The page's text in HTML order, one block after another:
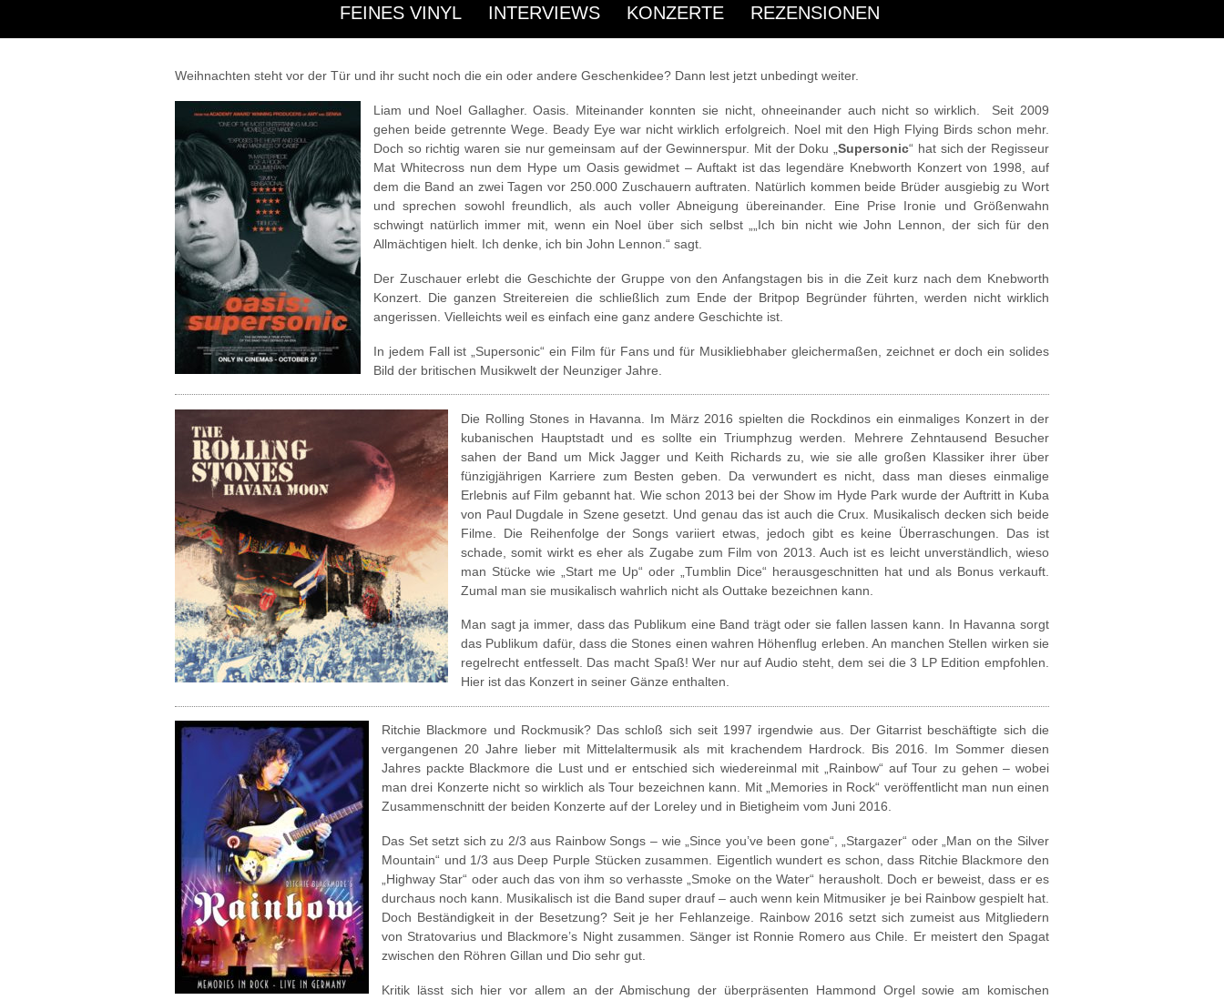
FEINES VINYL INTERVIEWS KONZERTE REZENSIONEN
News/Rezensionen / November 28, 2016
Weihnachten steht vor der Tür und ihr sucht noch die ein oder andere Geschenkidee? Dann lest jetzt unbedingt weiter.
Liam und Noel Gallagher. Oasis. Miteinander konnten sie nicht, ohneeinander auch nicht so wirklich. Seit 2009
gehen beide getrennte Wege. Beady Eye war nicht wirklich erfolgreich. Noel mit den High Flying Birds schon mehr.
Doch so richtig waren sie nur gemeinsam auf der Gewinnerspur. Mit der Doku „Supersonic“ hat sich der Regisseur
Mat Whitecross nun dem Hype um Oasis gewidmet – Auftakt ist das legendäre Knebworth Konzert von 1998, auf
dem die Band an zwei Tagen vor 250.000 Zuschauern auftraten. Natürlich kommen beide Brüder ausgiebig zu Wort
und sprechen sowohl freundlich, als auch voller Abneigung übereinander. Eine Prise Ironie und Größenwahn
schwingt natürlich immer mit, wenn ein Noel über sich selbst „„Ich bin nicht wie John Lennon, der sich für den
Allmächtigen hielt. Ich denke, ich bin John Lennon.“ sagt.
Der Zuschauer erlebt die Geschichte der Gruppe von den Anfangstagen bis in die Zeit kurz nach dem Knebworth
Konzert. Die ganzen Streitereien die schließlich zum Ende der Britpop Begründer führten, werden nicht wirklich
angerissen. Vielleichts weil es einfach eine ganz andere Geschichte ist.
In jedem Fall ist „Supersonic“ ein Film für Fans und für Musikliebhaber gleichermaßen, zeichnet er doch ein solides
Bild der britischen Musikwelt der Neunziger Jahre.
Die Rolling Stones in Havanna. Im März 2016 spielten die Rockdinos ein einmaliges Konzert in der
kubanischen Hauptstadt und es sollte ein Triumphzug werden. Mehrere Zehntausend Besucher
sahen der Band um Mick Jagger und Keith Richards zu, wie sie alle großen Klassiker ihrer über
fünzigjährigen Karriere zum Besten geben. Da verwundert es nicht, dass man dieses einmalige
Erlebnis auf Film gebannt hat. Wie schon 2013 bei der Show im Hyde Park wurde der Auftritt in Kuba
von Paul Dugdale in Szene gesetzt. Und genau das ist auch die Crux. Musikalisch decken sich beide
Filme. Die Reihenfolge der Songs variiert etwas, jedoch gibt es keine Überraschungen. Das ist
schade, somit wirkt es eher als Zugabe zum Film von 2013. Auch ist es leicht unverständlich, wieso
man Stücke wie „Start me Up“ oder „Tumblin Dice“ herausgeschnitten hat und als Bonus verkauft.
Zumal man sie musikalisch wahrlich nicht als Outtake bezeichnen kann.
Man sagt ja immer, dass das Publikum eine Band trägt oder sie fallen lassen kann. In Havanna sorgt
das Publikum dafür, dass die Stones einen wahren Höhenflug erleben. An manchen Stellen wirken sie
regelrecht entfesselt. Das macht Spaß! Wer nur auf Audio steht, dem sei die 3 LP Edition empfohlen.
Hier ist das Konzert in seiner Gänze enthalten.
Ritchie Blackmore und Rockmusik? Das schloß sich seit 1997 irgendwie aus. Der Gitarrist beschäftigte sich die
vergangenen 20 Jahre lieber mit Mittelaltermusik als mit krachendem Hardrock. Bis 2016. Im Sommer diesen
Jahres packte Blackmore die Lust und er entschied sich wiedereinmal mit „Rainbow“ auf Tour zu gehen – wobei
man drei Konzerte nicht so wirklich als Tour bezeichnen kann. Mit „Memories in Rock“ veröffentlicht man nun einen
Zusammenschnitt der beiden Konzerte auf der Loreley und in Bietigheim vom Juni 2016.
Das Set setzt sich zu 2/3 aus Rainbow Songs – wie „Since you’ve been gone“, „Stargazer“ oder „Man on the Silver
Mountain“ und 1/3 aus Deep Purple Stücken zusammen. Eigentlich wundert es schon, dass Ritchie Blackmore den
„Highway Star“ oder auch das von ihm so verhasste „Smoke on the Water“ herausholt. Doch er beweist, dass er es
durchaus noch kann. Musikalisch ist die Band super drauf – auch wenn kein Mitmusiker je bei Rainbow gespielt hat.
Doch Beständigkeit in der Besetzung? Seit je her Fehlanzeige. Rainbow 2016 setzt sich zumeist aus Mitgliedern
von Stratovarius und Blackmore’s Night zusammen. Sänger ist Ronnie Romero aus Chile. Er meistert den Spagat
zwischen den Röhren Gillan und Dio sehr gut.
Kritik lässt sich hier vor allem an der Abmischung der überpräsenten Hammond Orgel sowie am komischen